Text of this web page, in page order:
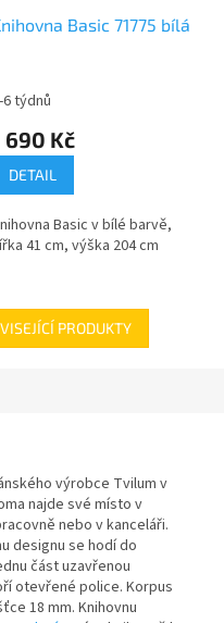
Basic 71775 bílá
6 týdnů
690 Kč
DETAIL
Basic v bílé barvě,
41 cm, výška 204 cm
PRODUKTY
výrobce Tvilum v
najde své místo v
nebo v kanceláři.
designu se hodí do
část uzavřenou
otevřené police. Korpus
18 mm. Knihovnu